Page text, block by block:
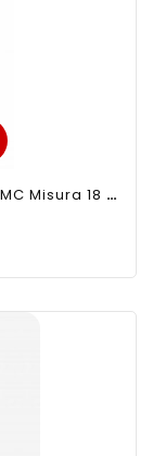
Aghi Tappezzeria Arazzi Blister 6pz DMC Misura 18 Con Punta Rotonda